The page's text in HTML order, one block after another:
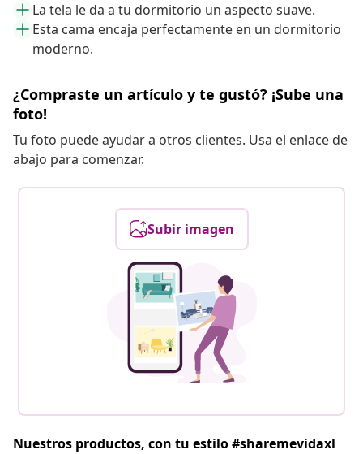
La tela le da a tu dormitorio un aspecto suave.
Esta cama encaja perfectamente en un dormitorio
moderno.
¿Compraste un artículo y te gustó? ¡Sube una
foto!
Tu foto puede ayudar a otros clientes. Usa el enlace de
abajo para comenzar.
Subir imagen
Nuestros productos, con tu estilo #sharemevidaxl